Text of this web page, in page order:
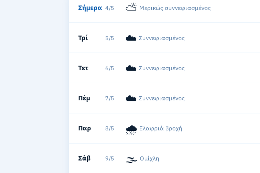
Σήμερα 4/5 ⛅ Μερικώς συννεφιασμένος
Τρί 5/5 ☁️ Συννεφιασμένος
Τετ 6/5 ☁️ Συννεφιασμένος
Πέμ 7/5 ☁️ Συννεφιασμένος
Παρ 8/5 🌧️ Ελαφριά βροχή
Σάβ 9/5 🌫️ Ομίχλη